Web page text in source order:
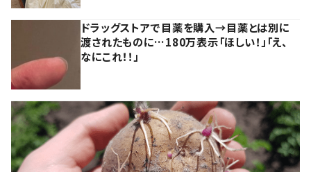
ドラッグストアで目薬を購入→目薬とは別に
渡されたものに…180万表示「ほしい！」「え、
なにこれ！！」